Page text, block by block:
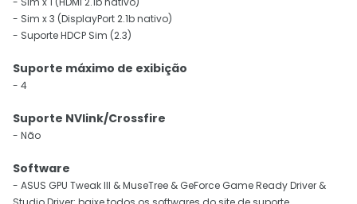
- Sim x 3 (DisplayPort 2.1b nativo)
- Suporte HDCP Sim (2.3)
Suporte máximo de exibição
- 4
Suporte NVlink/Crossfire
- Não
Software
- ASUS GPU Tweak III & MuseTree & GeForce Game Ready Driver &